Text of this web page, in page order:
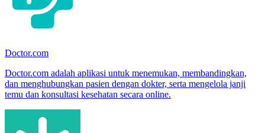
Doctor.com
Doctor.com adalah aplikasi untuk menemukan, membandingkan,
dan menghubungkan pasien dengan dokter, serta mengelola janji
temu dan konsultasi kesehatan secara online.